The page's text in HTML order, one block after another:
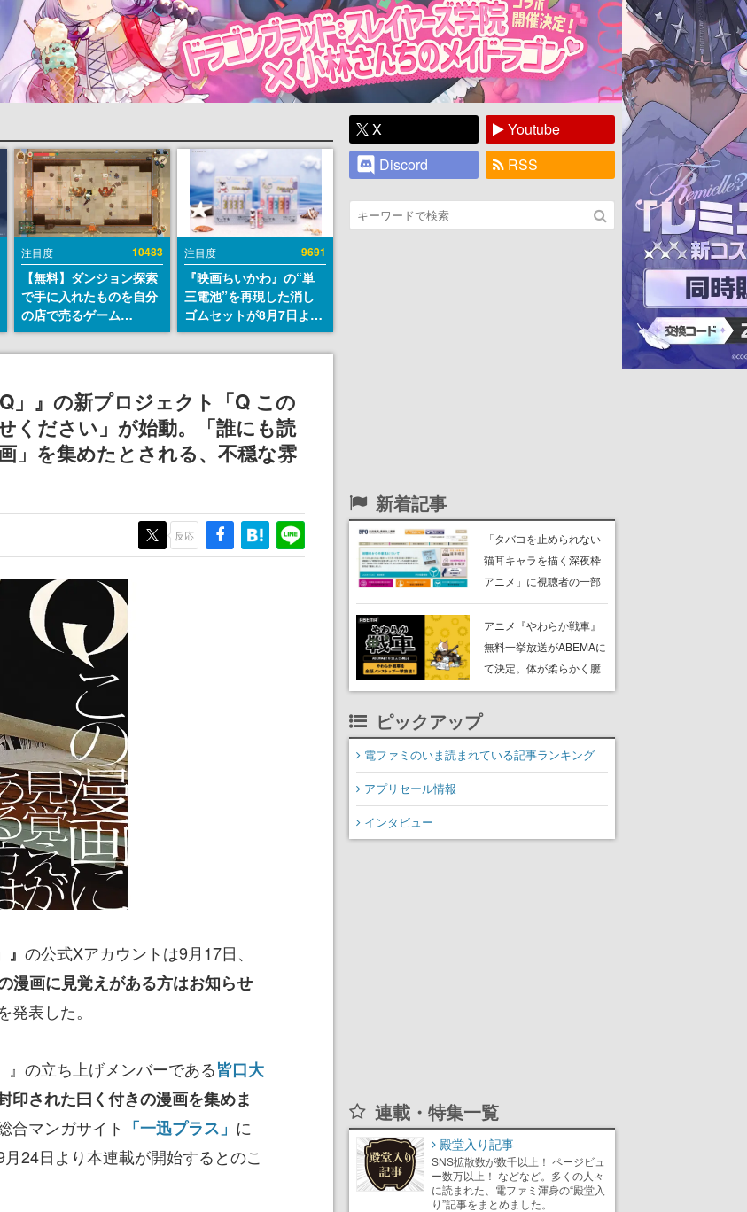
注目度 10483
【無料】ダンジョン探索
で手に入れたものを自分
の店で売るゲーム
『Moonlighter』が
Steamにて無料配布中！
の9月2日正式リリースを
記念したキャンペーン
注目度 9691
『映画ちいかわ』の“単
三電池”を再現した消し
ゴムセットが8月7日より
発売決定。公式は「在っ
たものを 消しながら い
ち」と紹介
」』の新プロジェクト「Q この
ください」が始動。「誰にも読
」を集めたとされる、不穏な雰
反応
の公式Xアカウントは9月17日、
漫画に見覚えがある方はお知らせ
表した。
』の立ち上げメンバーである皆口大
印された曰く付きの漫画を集めま
合マンガサイト 「一迅プラス」 に
24日より本連載が開始するとのこ
X
Youtube
Discord
RSS
新着記事
「タバコを止められない
猫耳キャラを描く深夜枠
アニメ」に視聴者の一部
から批判意見。違法薬物
の使用と思わしき描写も
含めて、BPOが議論を交
わす
アニメ『やわらか戦車』
無料一挙放送がABEMAに
て決定。体が柔らかく臆
病な謎の兵器「やわらか
力系コメディ
ピックアップ
電ファミのいま読まれている記事ランキング
アプリセール情報
インタビュー
連載・特集一覧
殿堂入り記事
SNS拡散数が数千以上！ ページビュ
ー数万以上！ などなど。多くの人々
に読まれた、電ファミ渾身の“殿堂入
り”記事をまとめました。